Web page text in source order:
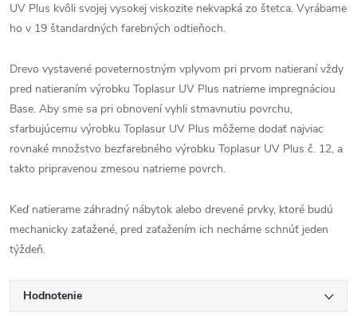
UV Plus kvôli svojej vysokej viskozite nekvapká zo štetca. Vyrábame
ho v 19 štandardných farebných odtieňoch.
Drevo vystavené poveternostným vplyvom pri prvom natieraní vždy
pred natieraním výrobku Toplasur UV Plus natrieme impregnáciou
Base. Aby sme sa pri obnovení vyhli stmavnutiu povrchu,
sfarbujúcemu výrobku Toplasur UV Plus môžeme dodať najviac
rovnaké množstvo bezfarebného výrobku Toplasur UV Plus č. 12, a
takto pripravenou zmesou natrieme povrch.
Keď natierame záhradný nábytok alebo drevené prvky, ktoré budú
mechanicky zaťažené, pred zaťažením ich necháme schnúť jeden
týždeň.
Hodnotenie